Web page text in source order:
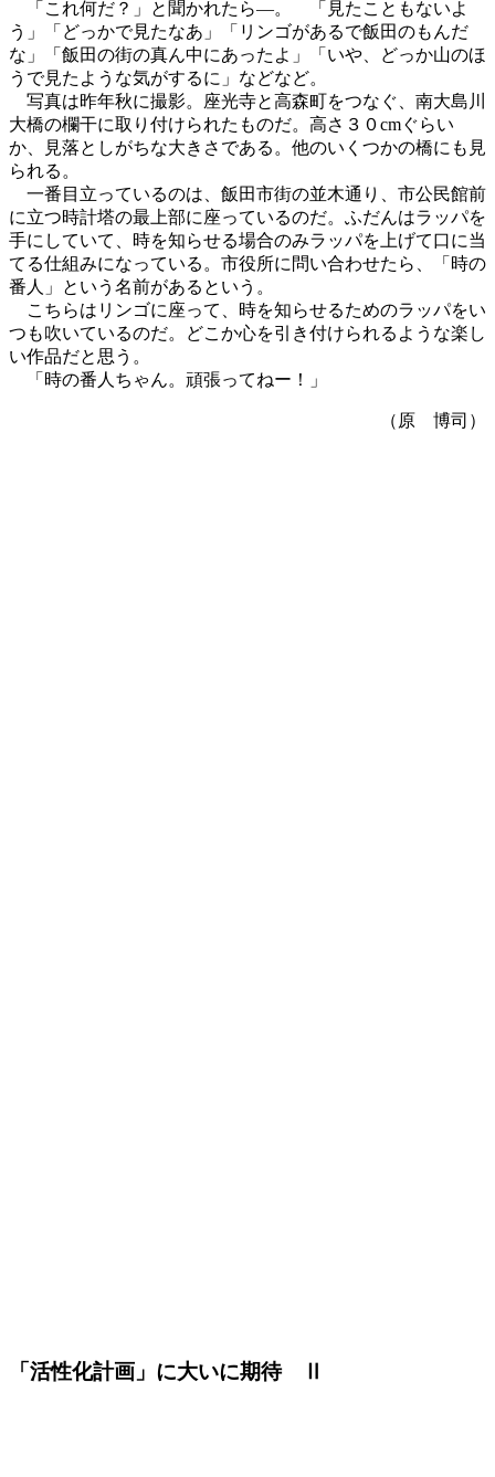
「これ何だ？」と聞かれたら―。 「見たこともないよ
う」「どっかで見たなあ」「リンゴがあるで飯田のもんだ
な」「飯田の街の真ん中にあったよ」「いや、どっか山のほ
うで見たような気がするに」などなど。
写真は昨年秋に撮影。座光寺と高森町をつなぐ、南大島川
大橋の欄干に取り付けられたものだ。高さ３０cmぐらい
か、見落としがちな大きさである。他のいくつかの橋にも見
られる。
一番目立っているのは、飯田市街の並木通り、市公民館前
に立つ時計塔の最上部に座っているのだ。ふだんはラッパを
手にしていて、時を知らせる場合のみラッパを上げて口に当
てる仕組みになっている。市役所に問い合わせたら、「時の
番人」という名前があるという。
こちらはリンゴに座って、時を知らせるためのラッパをい
つも吹いているのだ。どこか心を引き付けられるような楽し
い作品だと思う。
「時の番人ちゃん。頑張ってねー！」
（原 博司）
「活性化計画」に大いに期待 Ⅱ